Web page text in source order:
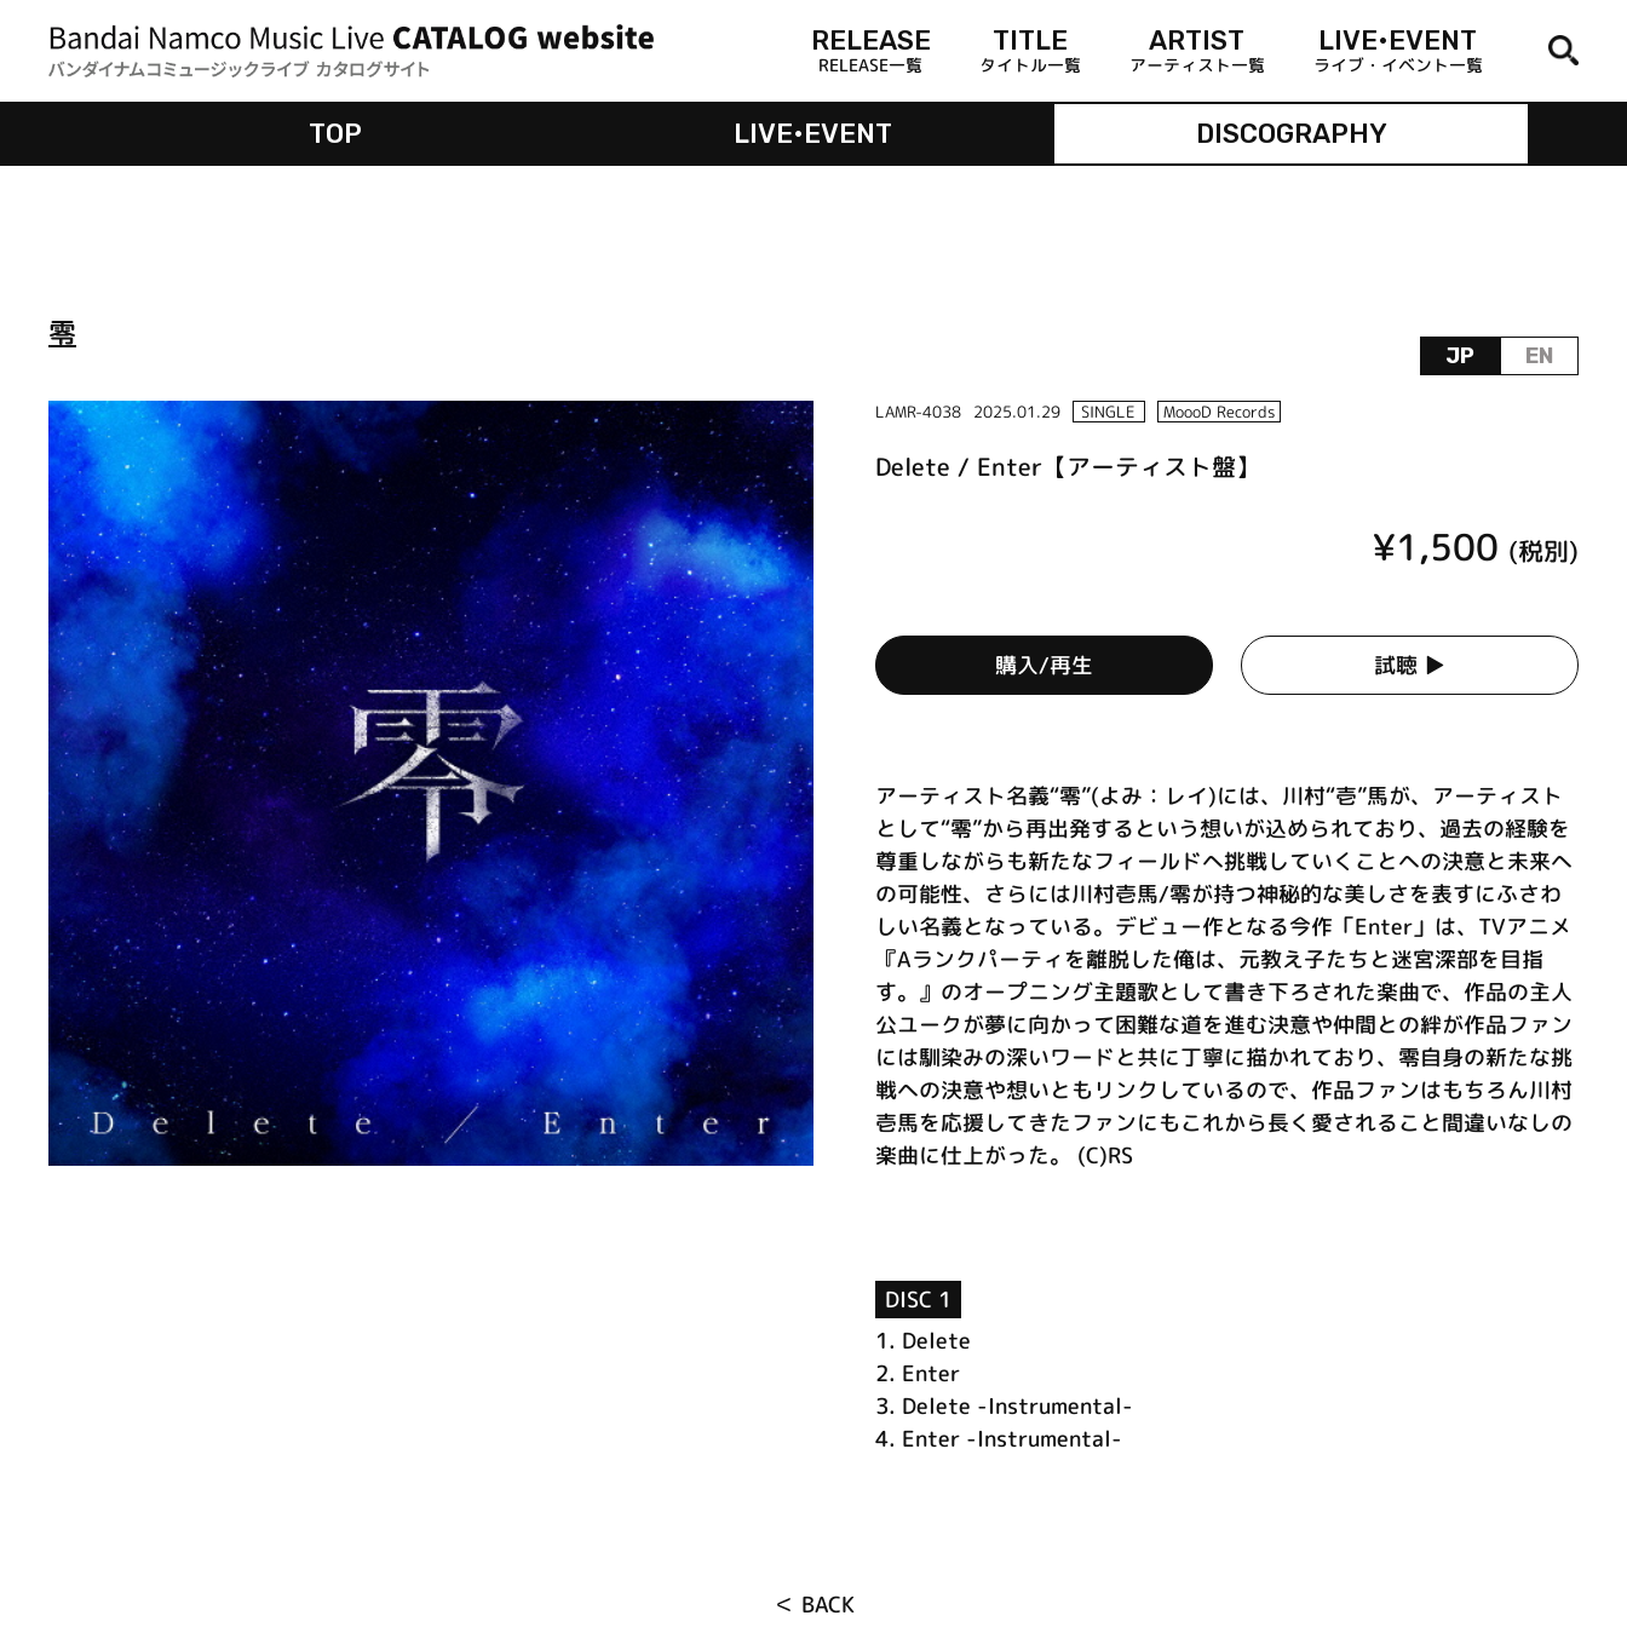
RELEASE
RELEASE一覧
TITLE
タイトル一覧
ARTIST
アーティスト一覧
LIVE•EVENT
ライブ・イベント一覧
TOP LIVE•EVENT DISCOGRAPHY
JP EN
零
LAMR-4038 2025.01.29 SINGLE MoooD Records
Delete / Enter【アーティスト盤】
¥1,500 (税別)
購入/再生 試聴 ▶︎
アーティスト名義“零”(よみ：レイ)には、川村“壱”馬が、アーティスト
として“零”から再出発するという想いが込められており、過去の経験を
尊重しながらも新たなフィールドへ挑戦していくことへの決意と未来へ
の可能性、さらには川村壱馬/零が持つ神秘的な美しさを表すにふさわ
しい名義となっている。デビュー作となる今作「Enter」は、TVアニメ
『Aランクパーティを離脱した俺は、元教え子たちと迷宮深部を目指
す。』のオープニング主題歌として書き下ろされた楽曲で、作品の主人
公ユークが夢に向かって困難な道を進む決意や仲間との絆が作品ファン
には馴染みの深いワードと共に丁寧に描かれており、零自身の新たな挑
戦への決意や想いともリンクしているので、作品ファンはもちろん川村
壱馬を応援してきたファンにもこれから長く愛されること間違いなしの
楽曲に仕上がった。 (C)RS
DISC 1
1. Delete
2. Enter
3. Delete -Instrumental-
4. Enter -Instrumental-
＜ BACK